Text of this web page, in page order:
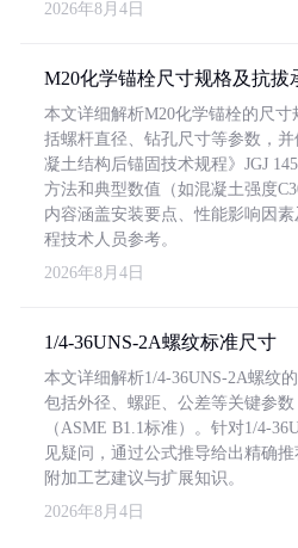
2026年8月4日
M20化学锚栓尺寸规格及抗拔
本文详细解析M20化学锚栓的尺
括螺杆直径、钻孔尺寸等参数，
凝土结构后锚固技术规程》JGJ
方法和典型数值（如混凝土强度
内容涵盖安装要点、性能影响因
程技术人员参考。
2026年8月4日
1/4-36UNS-2A螺纹标准尺寸
本文详细解析1/4-36UNS-2A螺纹
包括外径、螺距、公差等关键参
（ASME B1.1标准）。针对1/4-
见疑问，通过公式推导给出精确
附加工艺建议与扩展知识。
2026年8月4日